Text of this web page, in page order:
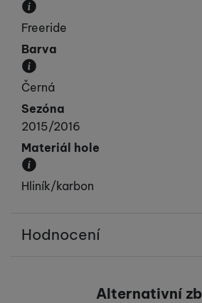
Doporučené použití hole.
Freeride
Barva
Převládající barva výrobku.
Černá
Sezóna
2015/2016
Materiál hole
Udává z jakého materiálu jsou
Hliník/karbon
Hodnocení
Alternativní